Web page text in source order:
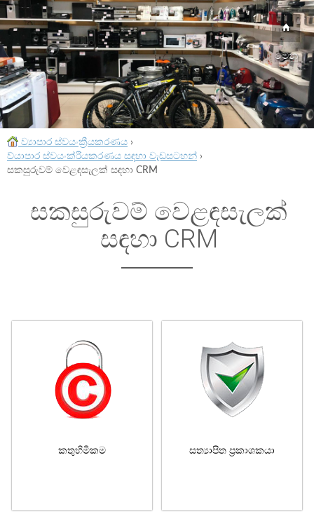
මෙනු
ව්‍යාපාර ස්වයංක්‍රීයකරණය ›
ව්යාපාර ස්වයංක්රීයකරණය සඳහා වැඩසටහන් ›
සකසුරුවම් වෙළඳසැලක් සඳහා CRM
සකසුරුවම් වෙළඳසැලක්
සඳහා CRM
කතුහිමිකම සත්‍යාපිත ප්‍රකාශකයා